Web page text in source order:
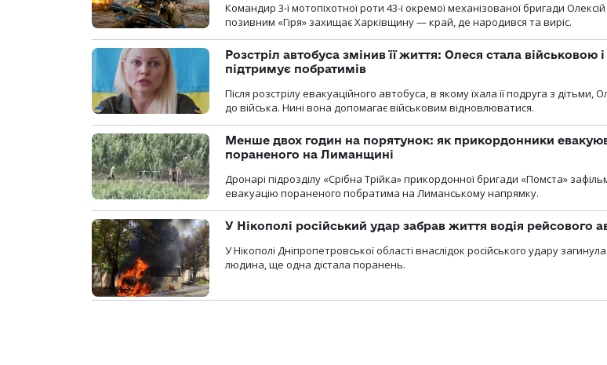
Командир 3-ї мотопіхотної роти 43-ї окремої механізованої бригади Олексій
позивним «Гіря» захищає Харківщину — край, де народився та виріс.
Розстріл автобуса змінив її життя: Олеся стала військовою
підтримує побратимів
Після розстрілу евакуаційного автобуса, в якому їхала її подруга з дітьми,
до війська. Нині вона допомагає військовим відновлюватися.
Менше двох годин на порятунок: як прикордонники
пораненого на Лиманщині
Дронарі підрозділу «Срібна Трійка» прикордонної бригади «Помста»
евакуацію пораненого побратима на Лиманському напрямку.
У Нікополі російський удар забрав життя водія рейсового
У Нікополі Дніпропетровської області внаслідок російського удару
людина, ще одна дістала поранень.